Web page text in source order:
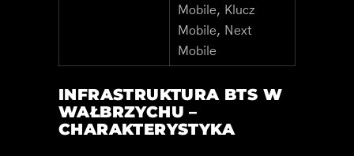
Mobile, Klucz
Mobile, Next
Mobile
INFRASTRUKTURA BTS W
WAŁBRZYCHU –
CHARAKTERYSTYKA